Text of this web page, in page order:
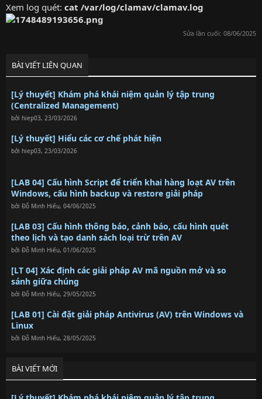
Xem log quét: cat /var/log/clamav/clamav.log
Sửa lần cuối: 08/06/2025
BÀI VIẾT LIÊN QUAN
[Lý thuyết] Khám phá khái niệm quản lý tập trung
(Centralized Management)
bởi hiep03, 23/03/2026
[Lý thuyết] Hiểu các cơ chế phát hiện
bởi hiep03, 23/03/2026
[LAB 04] Cấu hình Script để triển khai hàng loạt AV trên
Windows, cấu hình backup và restore giải pháp
bởi Đỗ Minh Hiếu, 04/06/2025
[LAB 03] Cấu hình thông báo, cảnh báo, cấu hình quét
theo lịch và tạo danh sách loại trừ trên AV
bởi Đỗ Minh Hiếu, 01/06/2025
[LT 04] Xác định các giải pháp AV mã nguồn mở và so
sánh giữa chúng
bởi Đỗ Minh Hiếu, 29/05/2025
[LAB 01] Cài đặt giải pháp Antivirus (AV) trên Windows và
Linux
bởi Đỗ Minh Hiếu, 28/05/2025
BÀI VIẾT MỚI